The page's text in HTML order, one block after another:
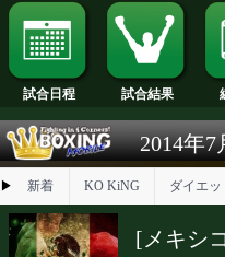
試合日程 試合結果
2014